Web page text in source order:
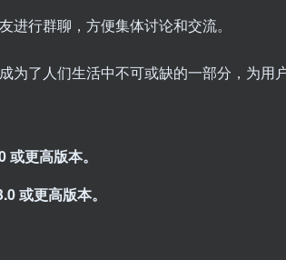
进行群聊，方便集体讨论和交流。
为了人们生活中不可或缺的一部分，为用
更高版本。
或更高版本。